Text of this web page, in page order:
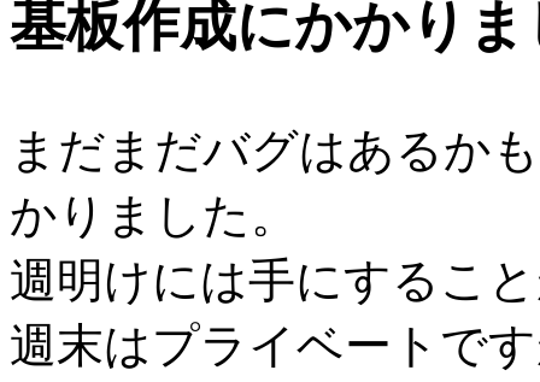
基板作成にかかり
まだまだバグはあるか
かりました。
週明けには手にするこ
週末はプライベートで